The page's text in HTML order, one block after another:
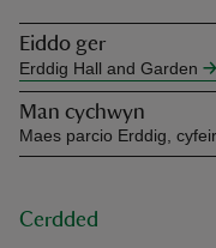
Eiddo ger
Erddig Hall and Garden
Man cychwyn
Maes parcio Erddig,
Cerdded